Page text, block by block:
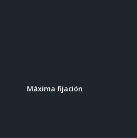
Máxima fijación